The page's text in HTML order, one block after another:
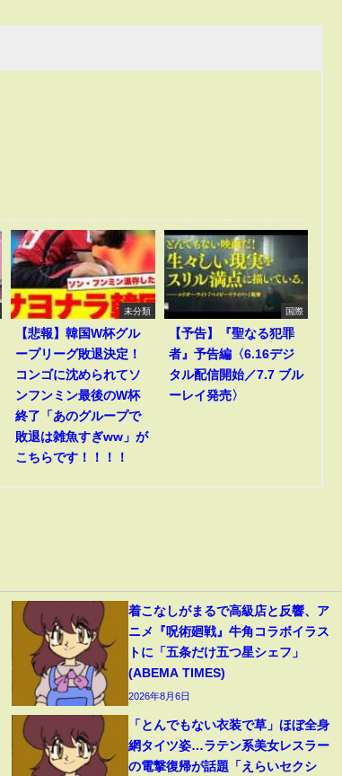
未分類
【悲報】韓国W杯グル
ープリーグ敗退決定！
コンゴに沈められてソ
ンフンミン最後のW杯
終了「あのグループで
敗退は雑魚すぎww」が
こちらです！！！！
国際
【予告】『聖なる犯罪
者』予告編〈6.16デジ
タル配信開始／7.7 ブル
ーレイ発売〉
着こなしがまるで高級店と反響、ア
ニメ『呪術廻戦』牛角コラボイラス
トに「五条だけ五つ星シェフ」
(ABEMA TIMES)
2026年8月6日
「とんでもない衣装で草」ほぼ全身
網タイツ姿…ラテン系美女レスラー
の電撃復帰が話題「えらいセクシ